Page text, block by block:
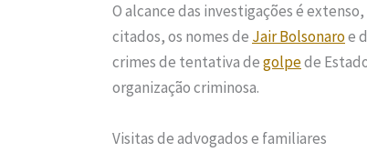
O alcance das investigações é extenso,
citados, os nomes de Jair Bolsonaroe
crimes de tentativa degolpede
organização criminosa.
Visitas de advogados e familiares